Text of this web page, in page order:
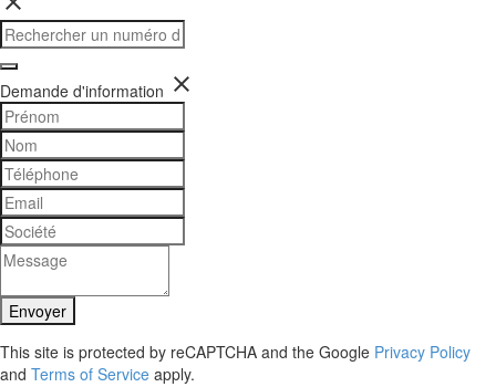
Demande d'information close
Envoyer
This site is protected by reCAPTCHA and the Google Privacy Policy
and Terms of Service apply.